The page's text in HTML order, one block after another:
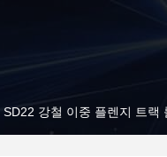
SD22 강철 이중 플렌지 트랙